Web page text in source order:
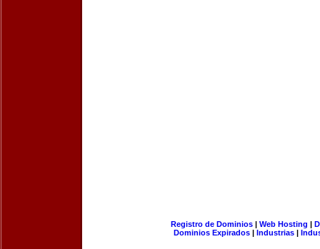
Registro de Dominios| Web Hosting |
Dominios Expirados | Industrias |